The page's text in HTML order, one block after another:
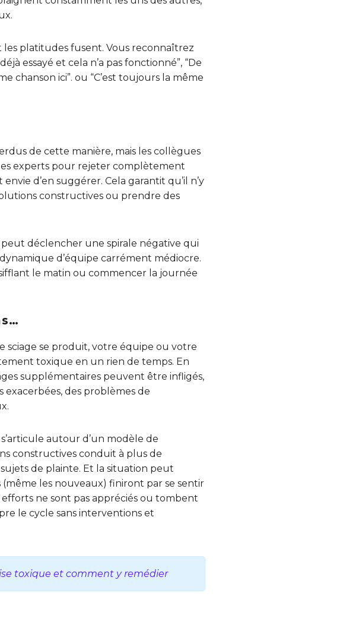
les platitudes fusent. Vous reconnaîtrez
essayé et cela n’a pas fonctionné”, “De
chanson ici”. ou “C’est toujours la même
de cette manière, mais les collègues
experts pour rejeter complètement
d’en suggérer. Cela garantit qu’il n’y
constructives ou prendre des
peut déclencher une spirale négative qui
d’équipe carrément médiocre.
le matin ou commencer la journée
sciage se produit, votre équipe ou votre
toxique en un rien de temps. En
supplémentaires peuvent être infligés,
des problèmes de
autour d’un modèle de
constructives conduit à plus de
de plainte. Et la situation peut
les nouveaux) finiront par se sentir
ne sont pas appréciés ou tombent
le cycle sans interventions et
toxique et comment y remédier